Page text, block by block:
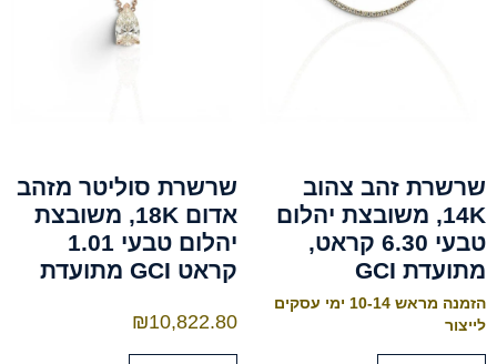
שרשרת זהב צהוב
14K, משובצת יהלום
טבעי 6.30 קראט,
מתועדת GCI
הזמנה מראש 10-14 ימי עסקים
לייצור
שרשרת סוליטר מזהב
אדום 18K, משובצת
יהלום טבעי 1.01
קראט GCI מתועדת
₪10,822.80